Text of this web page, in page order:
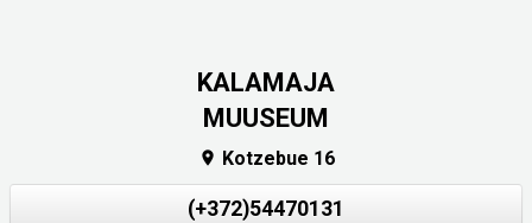
KALAMAJA
MUUSEUM
 Kotzebue 16
(+372)54470131